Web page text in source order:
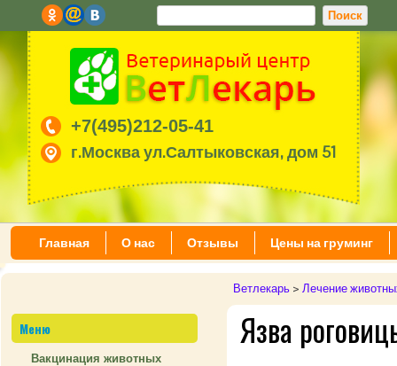
+7(495)212-05-41
г.Москва ул.Салтыковская, дом 51
Главная О нас Отзывы Цены на груминг
Ветлекарь > Лечение
Язва
Меню
Вакцинация животных